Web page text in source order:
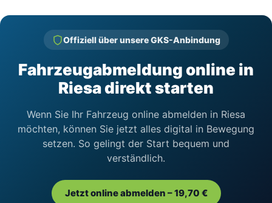
Offiziell über unsere GKS-Anbindung
Fahrzeugabmeldung online in
Riesa direkt starten
Wenn Sie Ihr Fahrzeug online abmelden in Riesa
möchten, können Sie jetzt alles digital in Bewegung
setzen. So gelingt der Start bequem und
verständlich.
Jetzt online abmelden – 19,70 €